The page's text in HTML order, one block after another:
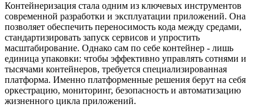
Контейнеризация стала одним из ключевых инструментов
современной разработки и эксплуатации приложений. Она
позволяет обеспечить переносимость кода между средами,
стандартизировать запуск сервисов и упростить
масштабирование. Однако сам по себе контейнер - лишь
единица упаковки: чтобы эффективно управлять сотнями и
тысячами контейнеров, требуется специализированная
платформа. Именно платформенные решения берут на себя
оркестрацию, мониторинг, безопасность и автоматизацию
жизненного цикла приложений.